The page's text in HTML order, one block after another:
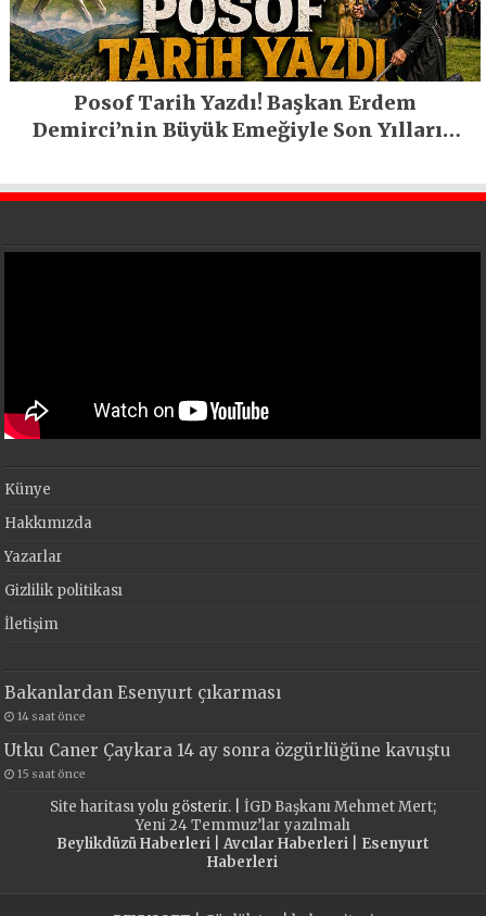
Posof Tarih Yazdı! Başkan Erdem
Demirci’nin Büyük Emeğiyle Son Yılların
Künye
Hakkımızda
Yazarlar
Gizlilik politikası
İletişim
Bakanlardan Esenyurt çıkarması
14 saat önce
Utku Caner Çaykara 14 ay sonra özgürlüğüne kavuştu
15 saat önce
Site haritasıyolu gösterir. | İGD Başkanı Mehmet Mert;
Yeni 24 Temmuz’lar yazılmalı
Beylikdüzü Haberleri| Avcılar Haberleri| Esenyurt
Haberleri